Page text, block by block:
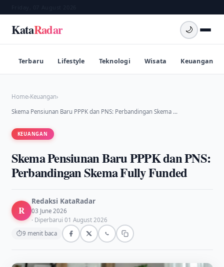
KataRadar 🌙
Terbaru Lifestyle Teknologi Wisata Keuangan
Home›Keuangan›
Skema Pensiunan Baru PPPK dan PNS: Perbandingan Skema …
KEUANGAN
Skema Pensiunan Baru PPPK dan PNS:
Perbandingan Skema Fully Funded
R
Redaksi KataRadar
03 June 2026
· Diperbarui 01 August 2026
⏱9 menit baca